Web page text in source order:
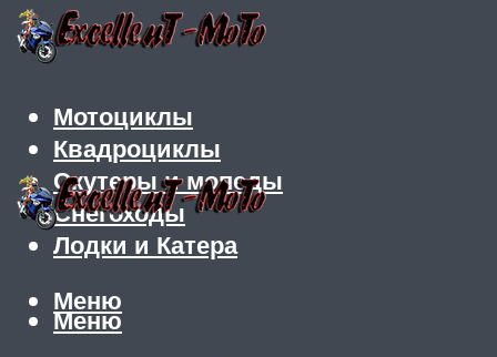
Мотоциклы
Квадроциклы
Скутеры и мопеды
Снегоходы
Лодки и Катера
Меню
Меню